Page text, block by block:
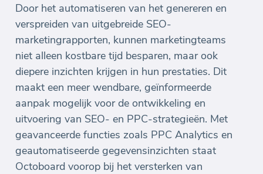
Door het automatiseren van het genereren en
verspreiden van uitgebreide SEO-
marketingrapporten, kunnen marketingteams
niet alleen kostbare tijd besparen, maar ook
diepere inzichten krijgen in hun prestaties. Dit
maakt een meer wendbare, geïnformeerde
aanpak mogelijk voor de ontwikkeling en
uitvoering van SEO- en PPC-strategieën. Met
geavanceerde functies zoals PPC Analytics en
geautomatiseerde gegevensinzichten staat
Octoboard voorop bij het versterken van